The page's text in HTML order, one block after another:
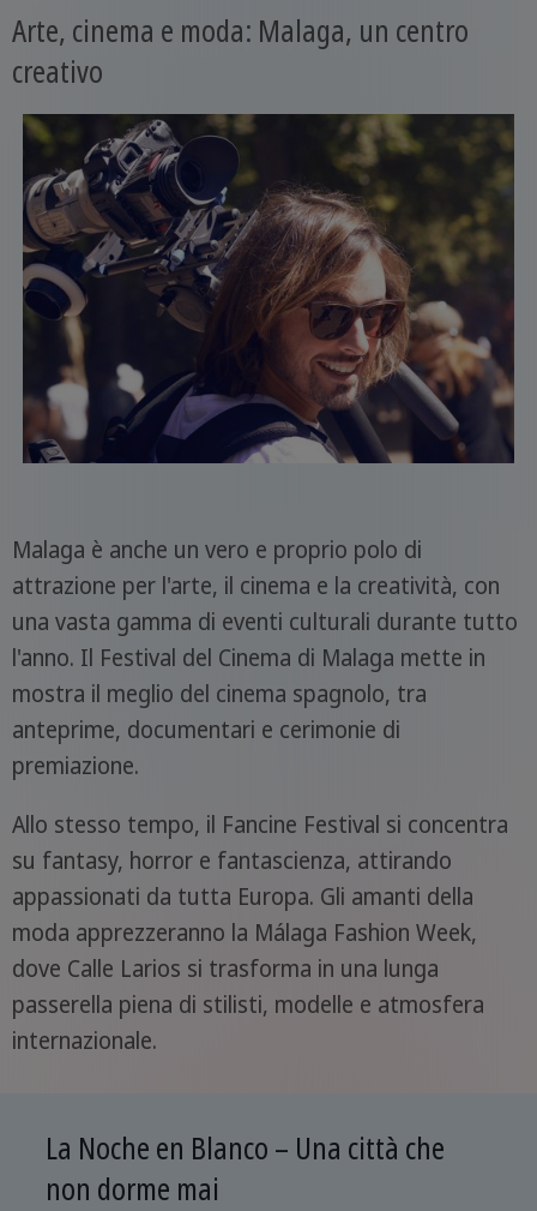
Arte, cinema e moda: Malaga, un centro
creativo
Malaga è anche un vero e proprio polo di
attrazione per l'arte, il cinema e la creatività, con
una vasta gamma di eventi culturali durante tutto
l'anno. Il Festival del Cinema di Malaga mette in
mostra il meglio del cinema spagnolo, tra
anteprime, documentari e cerimonie di
premiazione.
Allo stesso tempo, il Fancine Festival si concentra
su fantasy, horror e fantascienza, attirando
appassionati da tutta Europa. Gli amanti della
moda apprezzeranno la Málaga Fashion Week,
dove Calle Larios si trasforma in una lunga
passerella piena di stilisti, modelle e atmosfera
internazionale.
La Noche en Blanco – Una città che
non dorme mai